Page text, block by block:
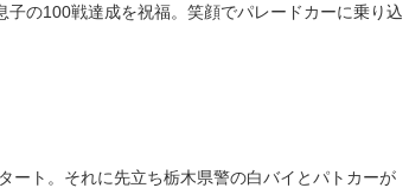
の100戦達成を祝福。笑顔でパレードカーに乗り込
ト。それに先立ち栃木県警の白バイとパトカーが